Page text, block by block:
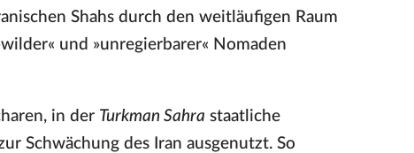
Shahs durch den weitläufigen Raum
und »unregierbarer« Nomaden
in der Turkman Sahra staatliche
Schwächung des Iran ausgenutzt. So